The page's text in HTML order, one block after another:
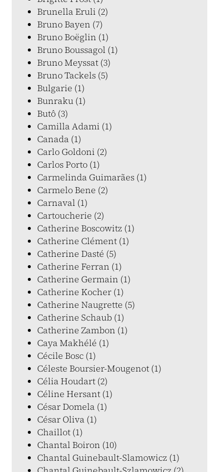
Brunella Eruli (2)
Bruno Bayen (7)
Bruno Boëglin (1)
Bruno Boussagol (1)
Bruno Meyssat (3)
Bruno Tackels (5)
Bulgarie (1)
Bunraku (1)
Butô (3)
Camilla Adami (1)
Canada (1)
Carlo Goldoni (2)
Carlos Porto (1)
Carmelinda Guimarães (1)
Carmelo Bene (2)
Carnaval (1)
Cartoucherie (2)
Catherine Boscowitz (1)
Catherine Clément (1)
Catherine Dasté (5)
Catherine Ferran (1)
Catherine Germain (1)
Catherine Kocher (1)
Catherine Naugrette (5)
Catherine Schaub (1)
Catherine Zambon (1)
Caya Makhélé (1)
Cécile Bosc (1)
Céleste Boursier-Mougenot (1)
Célia Houdart (2)
Céline Hersant (1)
César Domela (1)
César Oliva (1)
Chaillot (1)
Chantal Boiron (10)
Chantal Guinebault-Slamowicz (1)